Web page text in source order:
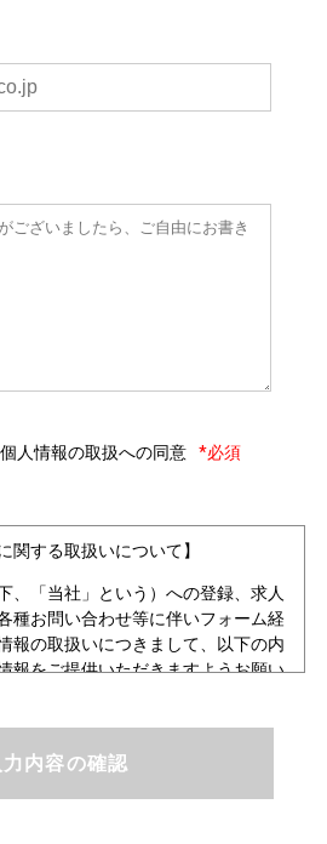
個人情報の取扱への同意 *必須
関する取扱いについて】
、「当社」という）への登録、求人
種お問い合わせ等に伴いフォーム経
報の取扱いにつきまして、以下の内
報をご提供いただきますようお願い
報保護方針